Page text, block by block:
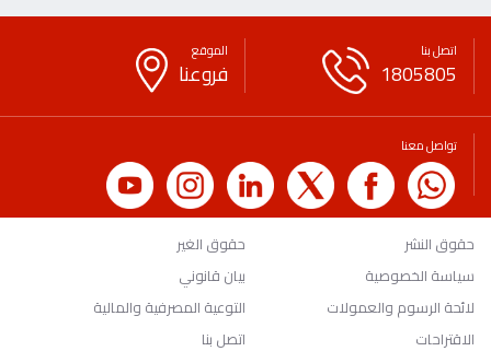
اتصل بنا
1805805
الموقع
فروعنا
تواصل معنا
حقوق النشر
حقوق الغير
سياسة الخصوصية
بيان قانوني
لائحة الرسوم والعمولات
التوعية المصرفية والمالية
الاقتراحات
اتصل بنا